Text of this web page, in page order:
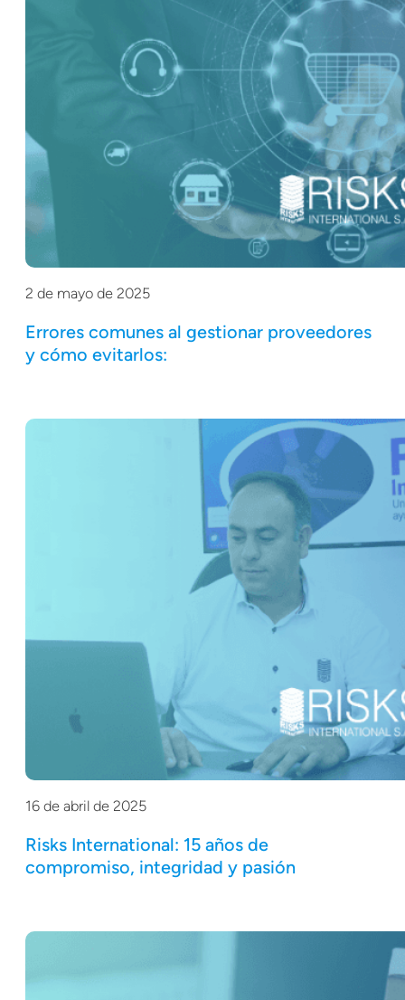
2 de mayo de 2025
Errores comunes al gestionar proveedores
y cómo evitarlos:
16 de abril de 2025
Risks International: 15 años de
compromiso, integridad y pasión